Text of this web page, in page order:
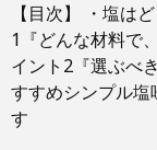
【目次】 ・塩は
1『どんな材料で
イント2『選ぶべ
すすめシンプル塩
す